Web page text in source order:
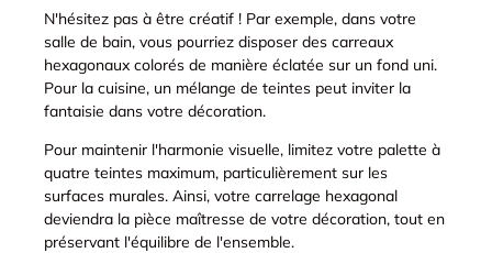
N'hésitez pas à être créatif ! Par exemple, dans votre
salle de bain, vous pourriez disposer des carreaux
hexagonaux colorés de manière éclatée sur un fond uni.
Pour la cuisine, un mélange de teintes peut inviter la
fantaisie dans votre décoration.
Pour maintenir l'harmonie visuelle, limitez votre palette à
quatre teintes maximum, particulièrement sur les
surfaces murales. Ainsi, votre carrelage hexagonal
deviendra la pièce maîtresse de votre décoration, tout en
préservant l'équilibre de l'ensemble.